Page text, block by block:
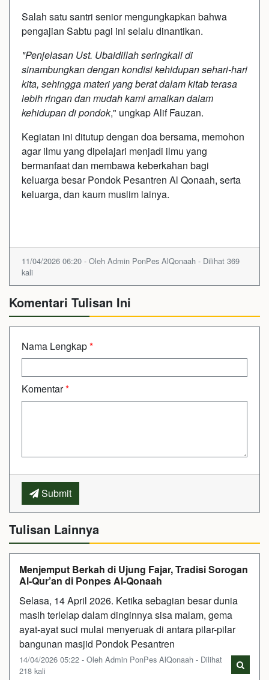
​Salah satu santri senior mengungkapkan bahwa
pengajian Sabtu pagi ini selalu dinantikan.
"Penjelasan Ust. Ubaidillah seringkali di
sinambungkan dengan kondisi kehidupan sehari-hari
kita, sehingga materi yang berat dalam kitab terasa
lebih ringan dan mudah kami amalkan dalam
kehidupan di pondok," ungkap Alif Fauzan.
​Kegiatan ini ditutup dengan doa bersama, memohon
agar ilmu yang dipelajari menjadi ilmu yang
bermanfaat dan membawa keberkahan bagi
keluarga besar Pondok Pesantren Al Qonaah, serta
keluarga, dan kaum muslim lainya.
11/04/2026 06:20 - Oleh Admin PonPes AlQonaah - Dilihat 369
kali
Komentari Tulisan Ini
Nama Lengkap*
Komentar*
Submit
Tulisan Lainnya
Menjemput Berkah di Ujung Fajar, Tradisi Sorogan
Al-Qur’an di Ponpes Al-Qonaah
Selasa, 14 April 2026. Ketika sebagian besar dunia
masih terlelap dalam dinginnya sisa malam, gema
ayat-ayat suci mulai menyeruak di antara pilar-pilar
bangunan masjid Pondok Pesantren
14/04/2026 05:22 - Oleh Admin PonPes AlQonaah - Dilihat
218 kali